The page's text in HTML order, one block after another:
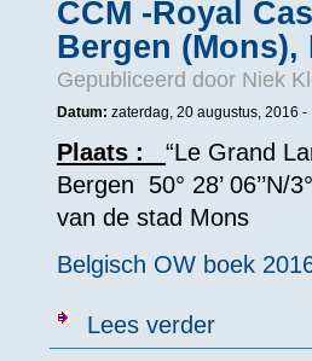
CCM -Royal
Bergen (Mons),
Gepubliceerd door Niek
Datum: zaterdag, 20 augustus, 2016 -
Plaats: “Le Grand
Bergen 50° 28’ 06’’N/
van de stad Mons
Belgisch OW boek
Lees verderover CCM -